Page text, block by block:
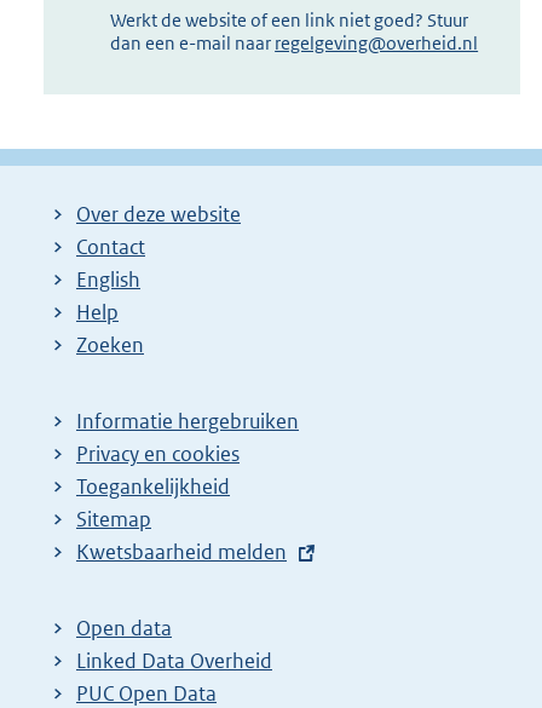
Werkt de website of een link niet goed? Stuur
dan een e-mail naar regelgeving@overheid.nl
Over deze website
Contact
English
Help
Zoeken
Informatie hergebruiken
Privacy en cookies
Toegankelijkheid
Sitemap
E
t
e
r
Kwetsbaarheid melden
Open data
Linked Data Overheid
PUC Open Data